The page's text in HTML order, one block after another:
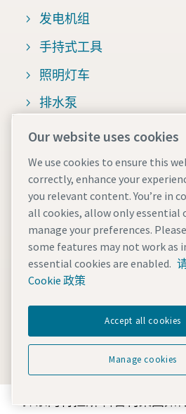
如需了解更
发电机组
手持式工具
照明灯车
排水泵
专业移动设备解决方案
制氮机
移动式压缩空气干燥机
制氮机
Z充电器
移动太阳能
探索阿特拉斯·科普柯集团如
Our website uses cookies
We use cookies to ensure this
correctly, enhance your
you relevant content. You’re in
all cookies, allow only essential
manage your preferences.
some features may not work as
essential cookies are enabled.
Cookie 政策
Accept all cookies
Manage cookies